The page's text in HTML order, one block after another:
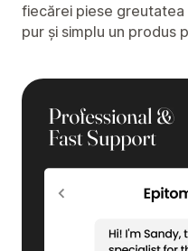
fiecărei piese
pur și simplu un produs